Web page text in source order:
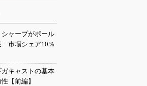
ャープがポール
市場シェア10％
キャストの基本
【前編】